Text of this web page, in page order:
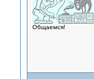
Общаемся!